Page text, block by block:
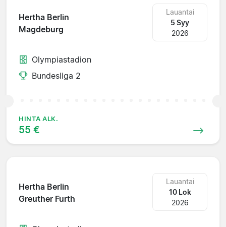
Hertha Berlin
Magdeburg
Lauantai
5 Syy
2026
Olympiastadion
Bundesliga 2
HINTA ALK.
55 €
Hertha Berlin
Greuther Furth
Lauantai
10 Lok
2026